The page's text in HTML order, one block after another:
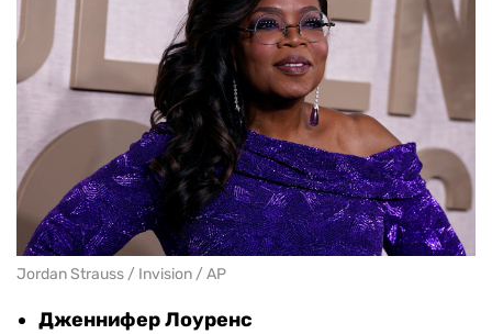
Jordan Strauss / Invision / AP
Дженнифер Лоуренс